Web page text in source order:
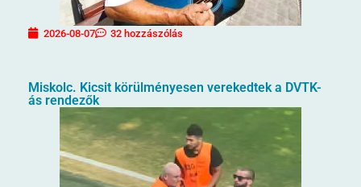
2026-08-07 32 hozzászólás
Miskolc. Kicsit körülményesen verekedtek a DVTK-
ás rendezők